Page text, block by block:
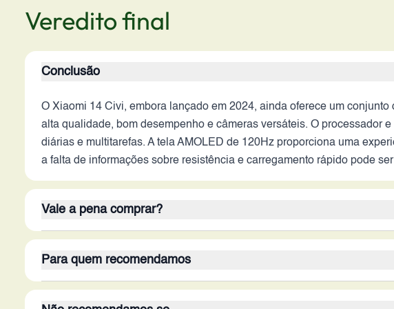
Veredito final
Conclusão
O Xiaomi 14 Civi, embora lançado em 2024, ainda oferece um
alta qualidade, bom desempenho e câmeras versáteis. O processador
diárias e multitarefas. A tela AMOLED de 120Hz proporciona uma
a falta de informações sobre resistência e carregamento rápido pode
Vale a pena comprar?
qualidade, bom desempenho em multitarefas e câmeras versáteis,
processador Snapdragon 8s Gen 3, o amplo armazenamento e as
Para quem recomendamos